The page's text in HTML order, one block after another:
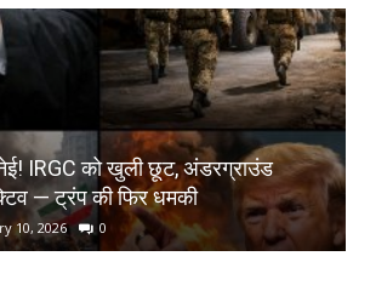
IRGC को खुली छूट, अंडरग्राउंड
— ट्रंप की फिर धमकी
10, 2026 0